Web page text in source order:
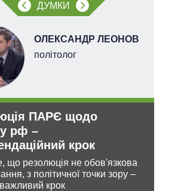
ДУМКИ
ОЛЕКСАНДР ЛЕОНОВ
політолог
ПАРЄ щодо
рф –
крок
що резолюція не обов'язкова
з політичної точки зору –
крок